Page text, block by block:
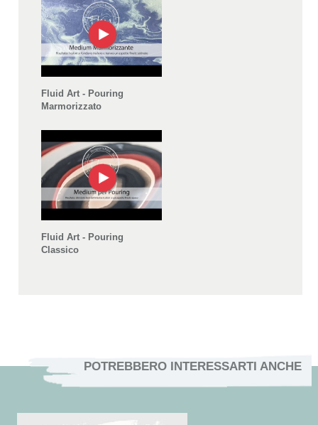
Fluid Art - Pouring
Marmorizzato
Fluid Art - Pouring
Classico
POTREBBERO INTERESSARTI ANCHE